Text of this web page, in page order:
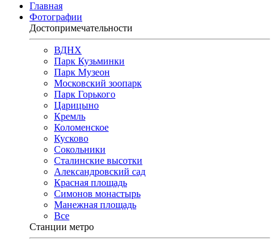
Главная
Фотографии
Достопримечательности
ВДНХ
Парк Кузьминки
Парк Музеон
Московский зоопарк
Парк Горького
Царицыно
Кремль
Коломенское
Кусково
Сокольники
Сталинские высотки
Александровский сад
Красная площадь
Симонов монастырь
Манежная площадь
Все
Станции метро